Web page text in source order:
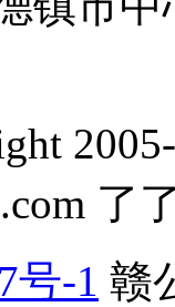
了
号-1 赣